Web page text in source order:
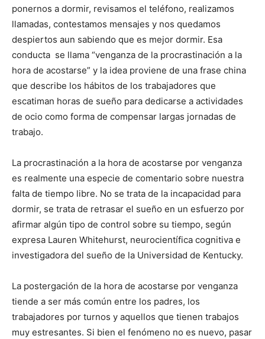
ponernos a dormir, revisamos el teléfono, realizamos
llamadas, contestamos mensajes y nos quedamos
despiertos aun sabiendo que es mejor dormir. Esa
conducta se llama “venganza de la procrastinación a la
hora de acostarse” y la idea proviene de una frase china
que describe los hábitos de los trabajadores que
escatiman horas de sueño para dedicarse a actividades
de ocio como forma de compensar largas jornadas de
trabajo.
La procrastinación a la hora de acostarse por venganza
es realmente una especie de comentario sobre nuestra
falta de tiempo libre. No se trata de la incapacidad para
dormir, se trata de retrasar el sueño en un esfuerzo por
afirmar algún tipo de control sobre su tiempo, según
expresa Lauren Whitehurst, neurocientífica cognitiva e
investigadora del sueño de la Universidad de Kentucky.
La postergación de la hora de acostarse por venganza
tiende a ser más común entre los padres, los
trabajadores por turnos y aquellos que tienen trabajos
muy estresantes. Si bien el fenómeno no es nuevo, pasar